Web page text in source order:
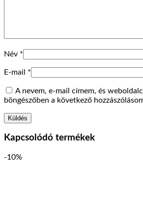
Név *
E-mail *
A nevem, e-mail címem, és
böngészőben a következő
Kapcsolódó termékek
-10%